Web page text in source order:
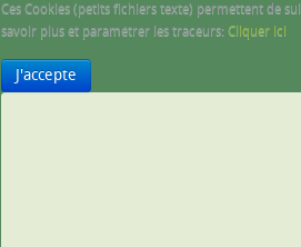
Ces Cookies (petits fichiers texte) permettent de
savoir plus et paramétrer les traceurs: Cliquer ici
J'accepte